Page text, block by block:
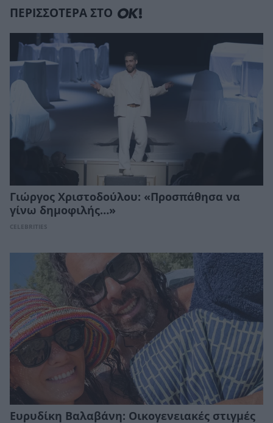
ΠΕΡΙΣΣΟΤΕΡΑ ΣΤΟ
Γιώργος Χριστοδούλου: «Προσπάθησα να
γίνω δημοφιλής…»
CELEBRITIES
Ευρυδίκη Βαλαβάνη: Οικογενειακές στιγμές